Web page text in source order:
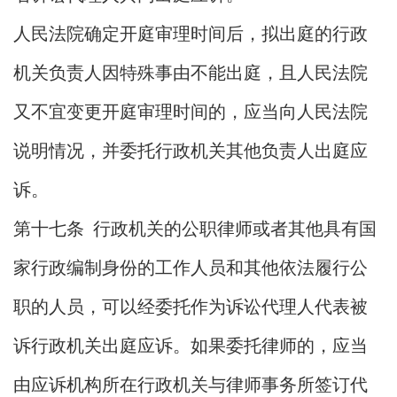
人民法院确定开庭审理时间后，拟出庭的行政
机关负责人因特殊事由不能出庭，且人民法院
又不宜变更开庭审理时间的，应当向人民法院
说明情况，并委托行政机关其他负责人出庭应
诉。
第十七条 行政机关的公职律师或者其他具有国
家行政编制身份的工作人员和其他依法履行公
职的人员，可以经委托作为诉讼代理人代表被
诉行政机关出庭应诉。如果委托律师的，应当
由应诉机构所在行政机关与律师事务所签订代